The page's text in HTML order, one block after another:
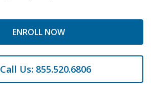
ENROLL NOW
Call Us: 855.520.6806